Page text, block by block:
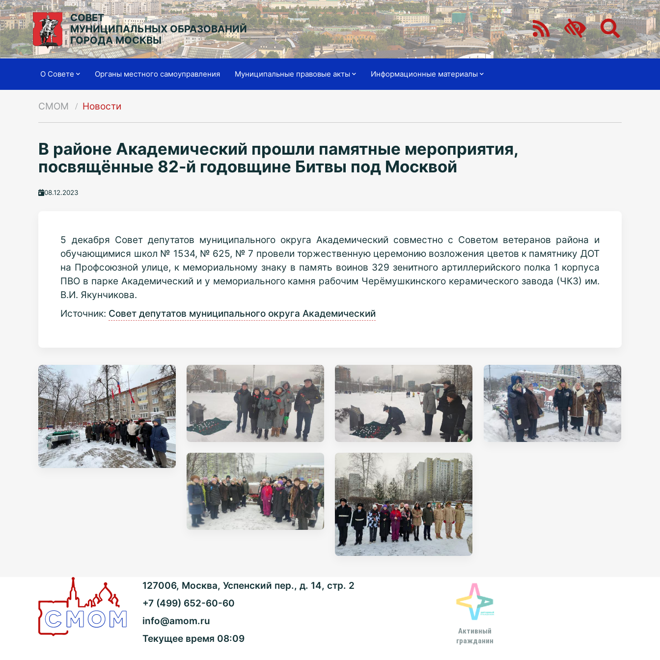
СОВЕТ
МУНИЦИПАЛЬНЫХ ОБРАЗОВАНИЙ
ГОРОДА МОСКВЫ
О Совете Органы местного самоуправления Муниципальные правовые акты Информационные материалы
СМОМ Новости
В районе Академический прошли памятные мероприятия,
посвящённые 82-й годовщине Битвы под Москвой
08.12.2023
5 декабря Совет депутатов муниципального округа Академический совместно с Советом ветеранов района и
обучающимися школ № 1534, № 625, № 7 провели торжественную церемонию возложения цветов к памятнику ДОТ
на Профсоюзной улице, к мемориальному знаку в память воинов 329 зенитного артиллерийского полка 1 корпуса
ПВО в парке Академический и у мемориального камня рабочим Черёмушкинского керамического завода (ЧКЗ) им.
В.И. Якунчикова.
Источник: Совет депутатов муниципального округа Академический
127006, Москва, Успенский пер., д. 14, стр. 2
+7 (499) 652-60-60
info@amom.ru
Текущее время 08:09
Активный
гражданин